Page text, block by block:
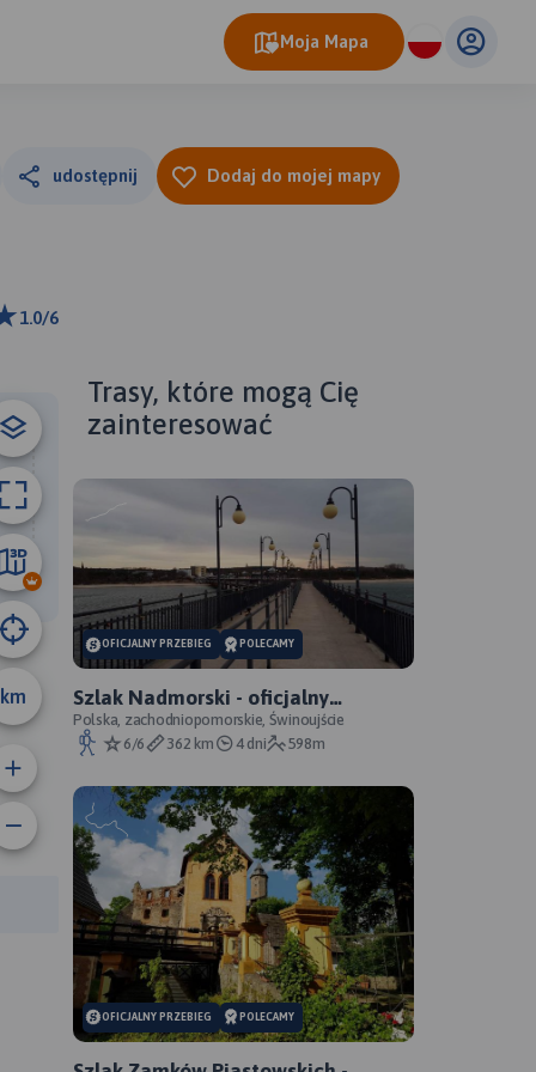
Moja Mapa
udostępnij Dodaj do mojej mapy
1.0/6
km
15 km
Trasy, które mogą Cię
zainteresować
OFICJALNY PRZEBIEG POLECAMY
Szlak Nadmorski - oficjalny
przebieg
Polska, zachodniopomorskie, Świnoujście
6/6
362 km 4 dni 598m
OFICJALNY PRZEBIEG POLECAMY